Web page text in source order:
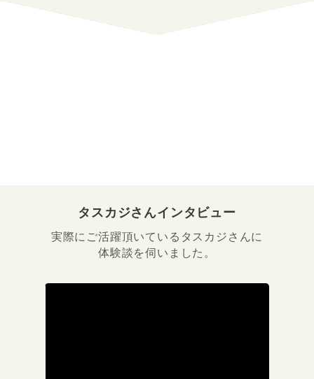
タスカジさんインタビュー
実際にご活躍頂いているタスカジさんに
体験談を伺いました。